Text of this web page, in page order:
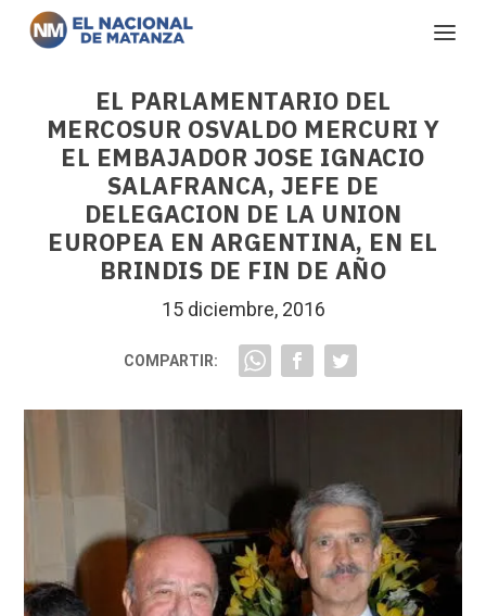
EL PARLAMENTARIO DEL
MERCOSUR OSVALDO MERCURI Y
EL EMBAJADOR JOSE IGNACIO
SALAFRANCA, JEFE DE
DELEGACION DE LA UNION
EUROPEA EN ARGENTINA, EN EL
BRINDIS DE FIN DE AÑO
15 diciembre, 2016
COMPARTIR: